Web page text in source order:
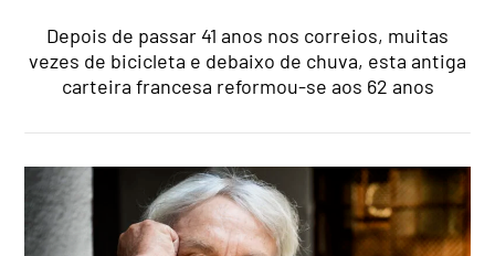
Depois de passar 41 anos nos correios, muitas
vezes de bicicleta e debaixo de chuva, esta antiga
carteira francesa reformou-se aos 62 anos